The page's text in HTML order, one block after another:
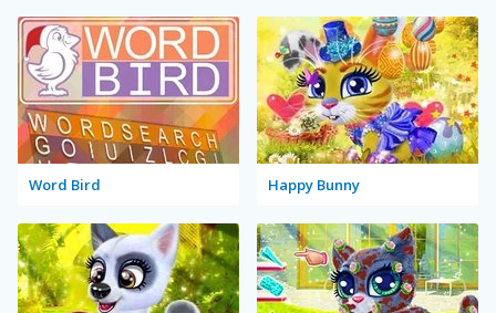
Word Bird Happy Bunny